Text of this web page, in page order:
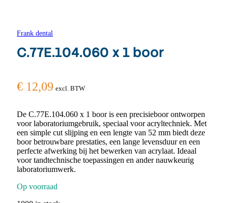
Frank dental
C.77E.104.060 x 1 boor
€ 12,09 excl. BTW
De C.77E.104.060 x 1 boor is een precisieboor ontworpen
voor laboratoriumgebruik, speciaal voor acryltechniek. Met
een simple cut slijping en een lengte van 52 mm biedt deze
boor betrouwbare prestaties, een lange levensduur en een
perfecte afwerking bij het bewerken van acrylaat. Ideaal
voor tandtechnische toepassingen en ander nauwkeurig
laboratoriumwerk.
Op voorraad